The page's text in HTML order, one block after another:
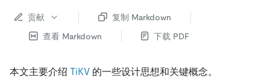
贡献
复制 Markdown
查看 Markdown
下载 PDF
本文主要介绍 TiKV 的一些设计思想和关键概念。